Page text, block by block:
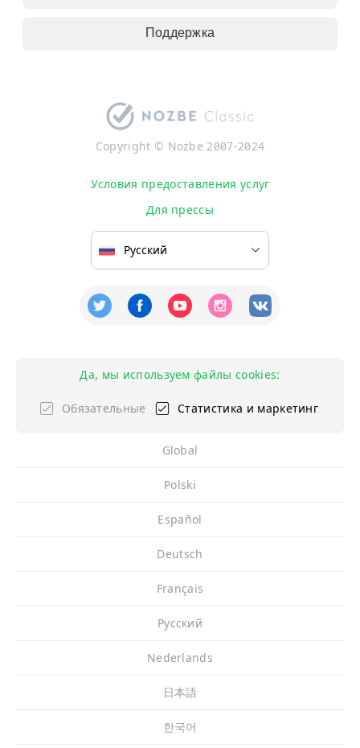
Поддержка
Copyright © Nozbe 2007-2024
Условия предоставления услуг
Для прессы
Да, мы используем файлы cookies:
Обязательные Статистика и маркетинг
Global
Polski
Español
Deutsch
Français
Pусский
Nederlands
日本語
한국어